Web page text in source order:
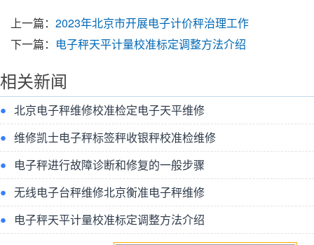
上一篇： 2023年北京市开展电子计价秤治理工作
下一篇： 电子秤天平计量校准标定调整方法介绍
相关新闻
北京电子秤维修校准检定电子天平维修
维修凯士电子秤标签秤收银秤校准检维修
电子秤进行故障诊断和修复的一般步骤
无线电子台秤维修北京衡准电子秤维修
电子秤天平计量校准标定调整方法介绍